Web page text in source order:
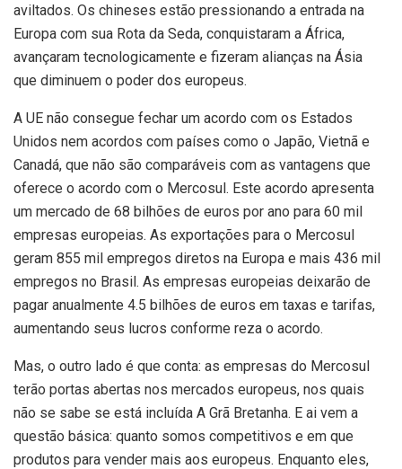
aviltados. Os chineses estão pressionando a entrada na
Europa com sua Rota da Seda, conquistaram a África,
avançaram tecnologicamente e fizeram alianças na Ásia
que diminuem o poder dos europeus.
A UE não consegue fechar um acordo com os Estados
Unidos nem acordos com países como o Japão, Vietnã e
Canadá, que não são comparáveis com as vantagens que
oferece o acordo com o Mercosul. Este acordo apresenta
um mercado de 68 bilhões de euros por ano para 60 mil
empresas europeias. As exportações para o Mercosul
geram 855 mil empregos diretos na Europa e mais 436 mil
empregos no Brasil. As empresas europeias deixarão de
pagar anualmente 4.5 bilhões de euros em taxas e tarifas,
aumentando seus lucros conforme reza o acordo.
Mas, o outro lado é que conta: as empresas do Mercosul
terão portas abertas nos mercados europeus, nos quais
não se sabe se está incluída A Grã Bretanha. E ai vem a
questão básica: quanto somos competitivos e em que
produtos para vender mais aos europeus. Enquanto eles,